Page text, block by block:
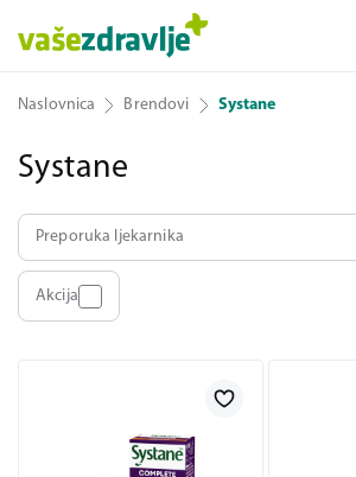
Naslovnica Brendovi Systane
Systane
Akcija
Preporuka ljekarnika